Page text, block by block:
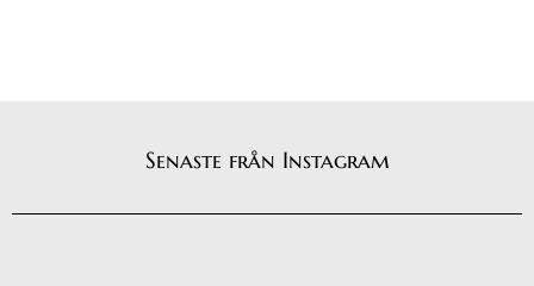
Senaste från Instagram